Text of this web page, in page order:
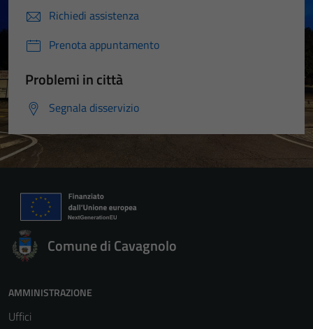
Richiedi assistenza
Prenota appuntamento
Problemi in città
Segnala disservizio
Comune di Cavagnolo
AMMINISTRAZIONE
Uffici